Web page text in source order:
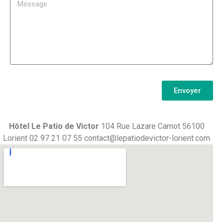
Envoyer
Hôtel Le Patio de Victor 104 Rue Lazare Carnot 56100
Lorient 02 97 21 07 55 contact@lepatiodevictor-lorient.com